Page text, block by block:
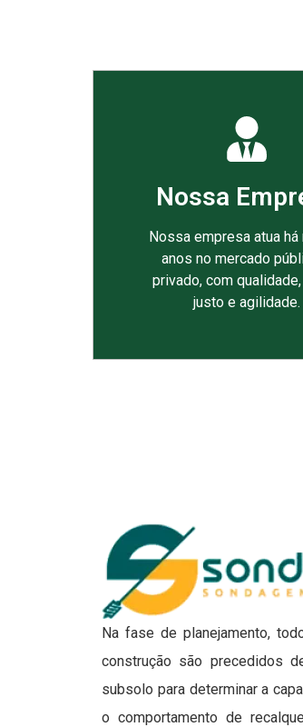
Nossa
Nossa empresa atua há
anos no mercado
privado, com
justo e agilidade.
Na fase de planejamento,
construção são precedidos
subsolo para determinar a
o comportamento de